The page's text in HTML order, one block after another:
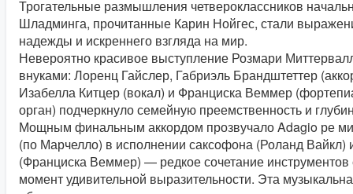
Трогательные размышления четвероклассников
Шладминга, прочитанные Карин Нойгес, стали
надежды и искреннего взгляда на мир.
Невероятно красивое выступление Розмари
внуками: Лоренц Гайслер, Габриэль Брандштеттер
Изабелла Китцер (вокал) и Франциска Веммер
орган) подчеркнуло семейную преемственность и
Мощным финальным аккордом прозвучало Adagio ре
(по Марчелло) в исполнении саксофона (Роланд Вайкл)
(Франциска Веммер) — редкое сочетание инструментов
момент удивительной выразительности. Эта